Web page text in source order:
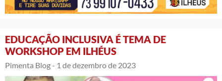
EDUCAÇÃO INCLUSIVA É TEMA DE
WORKSHOP EM ILHÉUS
Pimenta Blog - 1 de dezembro de 2023